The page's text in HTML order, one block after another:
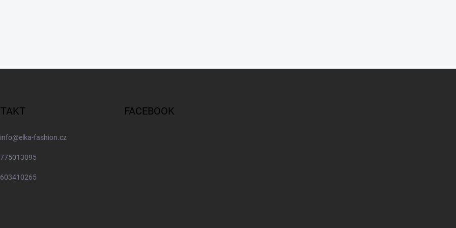
info@elka-fashion.cz
775013095
603410265
FACEBOOK